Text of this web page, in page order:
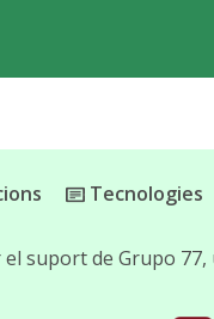
Tecnologies
suport de Grupo